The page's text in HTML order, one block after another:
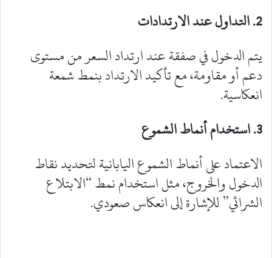
2. التداول عند الارتدادات
‎يتم الدخول في صفقة عند ارتداد السعر من مستوى
دعم أو مقاومة، مع تأكيد الارتداد بنمط شمعة
انعكاسية.
3. استخدام أنماط الشموع
‎الاعتماد على أنماط الشموع اليابانية لتحديد نقاط
الدخول والخروج، مثل استخدام نمط “الابتلاع
الشرائي” للإشارة إلى انعكاس صعودي.